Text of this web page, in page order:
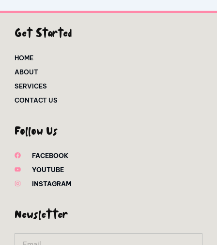
Get Started
HOME
ABOUT
SERVICES
CONTACT US
Follow Us
FACEBOOK
YOUTUBE
INSTAGRAM
Newsletter